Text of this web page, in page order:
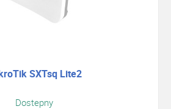
SXTsq Lite2
Dostepny